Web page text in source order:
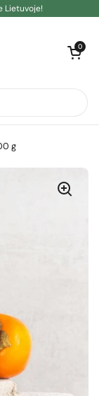
Lietuvoje!
Atidaryti
0
g